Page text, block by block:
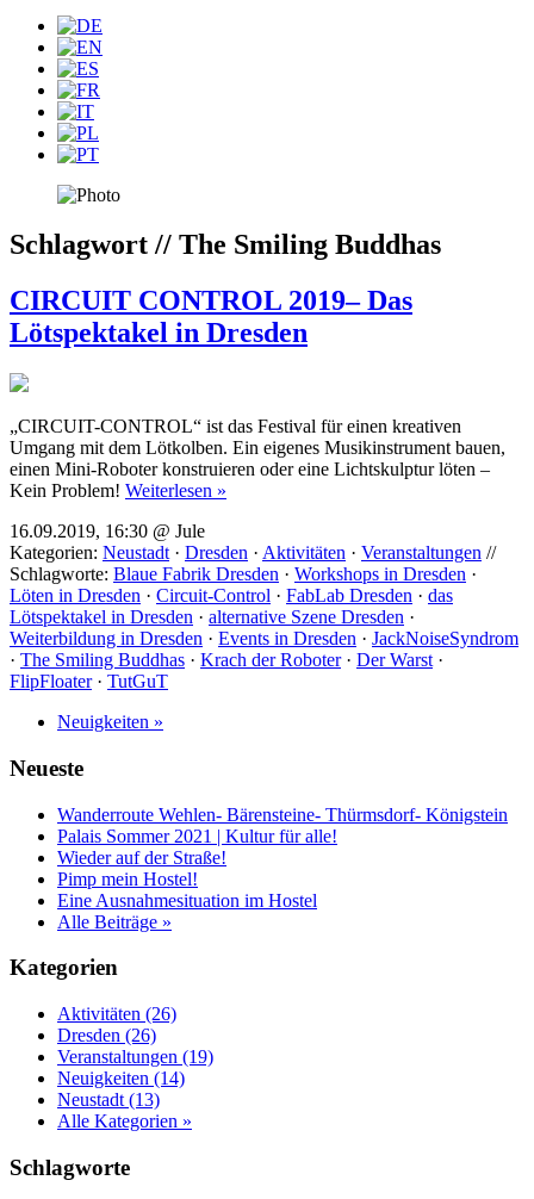
Schlagwort // The Smiling Buddhas
CIRCUIT CONTROL 2019– Das
Lötspektakel in Dresden
„CIRCUIT-CONTROL“ ist das Festival für einen kreativen
Umgang mit dem Lötkolben. Ein eigenes Musikinstrument bauen,
einen Mini-Roboter konstruieren oder eine Lichtskulptur löten –
Kein Problem! Weiterlesen »
16.09.2019, 16:30 @ Jule
Kategorien: Neustadt · Dresden · Aktivitäten · Veranstaltungen //
Schlagworte: Blaue Fabrik Dresden · Workshops in Dresden ·
Löten in Dresden · Circuit-Control · FabLab Dresden · das
Lötspektakel in Dresden · alternative Szene Dresden ·
Weiterbildung in Dresden · Events in Dresden · JackNoiseSyndrom
· The Smiling Buddhas · Krach der Roboter· Der Warst ·
FlipFloater· TutGuT
Neuigkeiten »
Neueste
Wanderroute Wehlen- Bärensteine- Thürmsdorf- Königstein
Palais Sommer 2021 | Kultur für alle!
Wieder auf der Straße!
Pimp mein Hostel!
Eine Ausnahmesituation im Hostel
Alle Beiträge »
Kategorien
Aktivitäten (26)
Dresden (26)
Veranstaltungen (19)
Neuigkeiten (14)
Neustadt (13)
Alle Kategorien »
Schlagworte